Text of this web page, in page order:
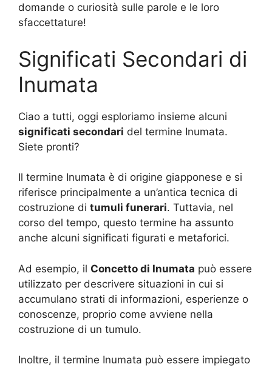
domande o curiosità sulle parole e le loro
sfaccettature!
Significati Secondari di
Inumata
Ciao a tutti, oggi esploriamo insieme alcuni
significati secondari del termine Inumata.
Siete pronti?
Il termine Inumata è di origine giapponese e si
riferisce principalmente a un’antica tecnica di
costruzione di tumuli funerari. Tuttavia, nel
corso del tempo, questo termine ha assunto
anche alcuni significati figurati e metaforici.
Ad esempio, il Concetto di Inumata può essere
utilizzato per descrivere situazioni in cui si
accumulano strati di informazioni, esperienze o
conoscenze, proprio come avviene nella
costruzione di un tumulo.
Inoltre, il termine Inumata può essere impiegato